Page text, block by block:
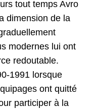
tout temps Avro
dimension de la
modernes lui ont
redoutable.
1991 lorsque
ont quitté
participer à la